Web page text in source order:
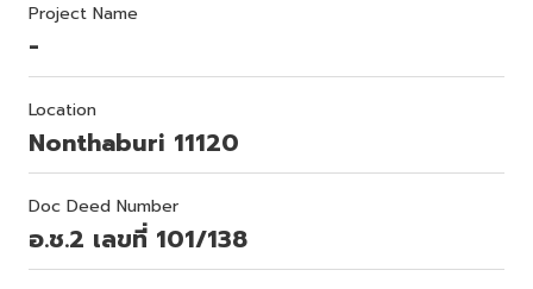
Project Name
-
Location
Nonthaburi 11120
Doc Deed Number
อ.ช.2 เลขที่ 101/138